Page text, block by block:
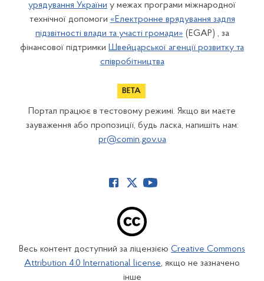
урядування України у межах програми міжнародної
технічної допомоги «Електронне врядування задля
підзвітності влади та участі громади» (EGAP) , за
фінансової підтримки Швейцарської агенції розвитку та
співробітництва
Портал працює в тестовому режимі. Якщо ви маєте
зауваження або пропозиції, будь ласка, напишіть нам:
pr@comin.gov.ua
Весь контент доступний за ліцензією Creative Commons
Attribution 4.0 International license, якщо не зазначено
інше